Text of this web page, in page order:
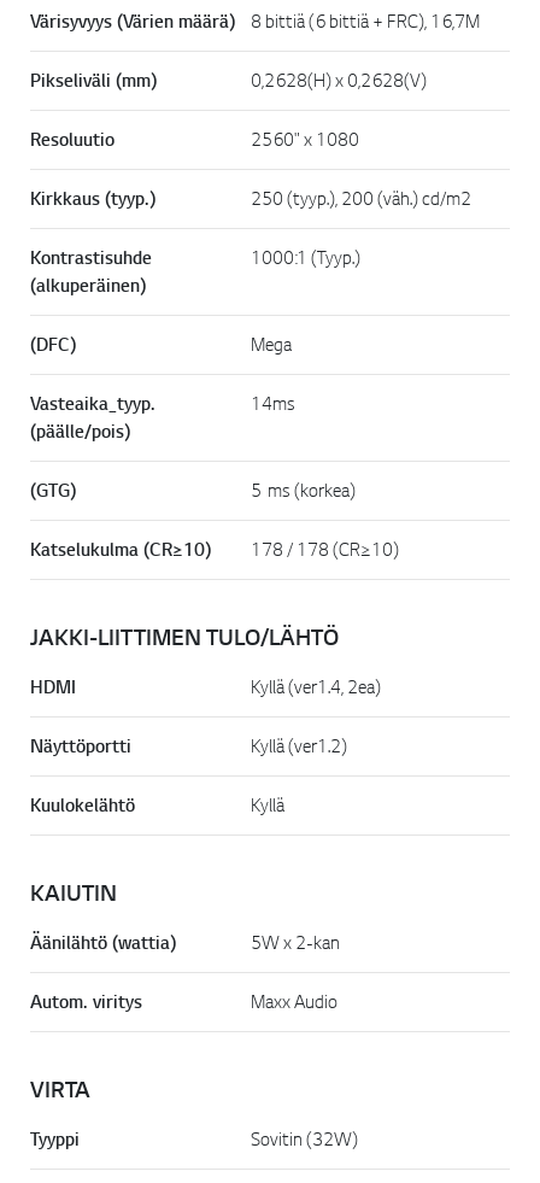
k
Värisyvyys (Värien määrä) 8 bittiä (6 bittiä + FRC), 16,7M
Pikseliväli (mm) 0,2628(H) x 0,2628(V)
Resoluutio 2560" x 1080
Kirkkaus (tyyp.) 250 (tyyp.), 200 (väh.) cd/m2
Kontrastisuhde
(alkuperäinen)
1000:1 (Tyyp.)
(DFC) Mega
Vasteaika_tyyp.
(päälle/pois)
14ms
(GTG) 5 ms (korkea)
Katselukulma (CR≥10) 178 / 178 (CR≥10)
JAKKI-LIITTIMEN TULO/LÄHTÖ
HDMI Kyllä (ver1.4, 2ea)
Näyttöportti Kyllä (ver1.2)
Kuulokelähtö Kyllä
KAIUTIN
Äänilähtö (wattia) 5W x 2-kan
Autom. viritys Maxx Audio
VIRTA
Tyyppi Sovitin (32W)